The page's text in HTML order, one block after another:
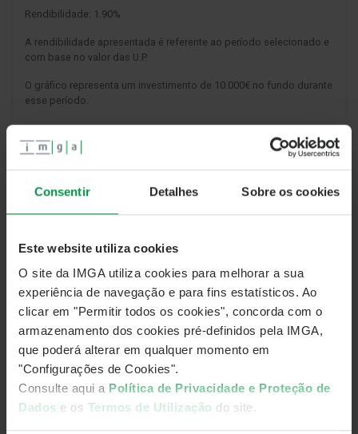
Consentir Detalhes Sobre os cookies
Este website utiliza cookies
O site da IMGA utiliza cookies para melhorar a sua
experiência de navegação e para fins estatísticos. Ao
clicar em "Permitir todos os cookies", concorda com o
armazenamento dos cookies pré-definidos pela IMGA,
que poderá alterar em qualquer momento em
"Configurações de Cookies".
Consulte aqui a Política de Privacidade e Proteção de
Dados e os Termos de Utilização do site.
Rendibilidade: 1.90%
A rendibilidade apresentada é referente ao período selecionado e
com base no valor das U.P.
O gráfico representa um investimento de 10.000€ no fundo durante
esse período.
OBJETIVOS DE INVESTIMENTO
O Fundo procura proporcionar aos participantes um
nível de rentabilidade próximo das taxas de juro de
maioritariamente em instrumentos de baixa
volatilidade e maturidade ajustada ao objetivo.
Ao Fundo não serão aplicáveis as regras relativas aos
fundos do mercado monetário, designadamente o
Regulamento (EU) 2017/1131 do Parlamento Europeu
e do Conselho de 14 de junho.
MEDIDAS DE RENDIBILIDADE E RISCO